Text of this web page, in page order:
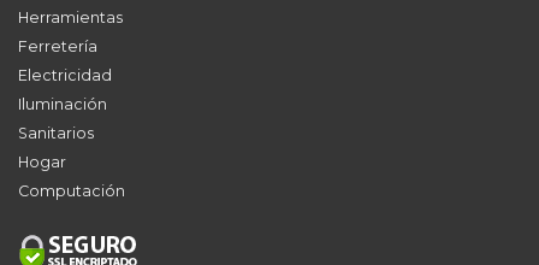
Herramientas
Ferretería
Electricidad
Iluminación
Sanitarios
Hogar
Computación